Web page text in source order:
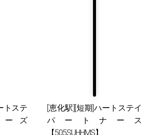
トステ
ズ
[恵化駅][短期]ハートステイ
パートナース
【505SUHHMS】